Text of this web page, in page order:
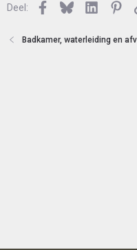
Deel: Facebook
BlueskyLinkedIn
Badkamer, waterleiding en